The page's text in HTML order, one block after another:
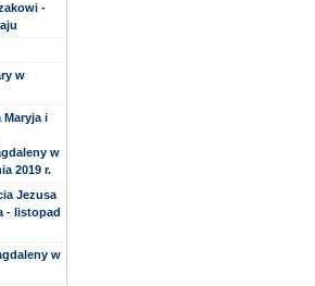
-
w
Maryja i
w
2019 r.
Jezusa
- listopad
w